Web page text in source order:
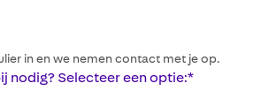
in en we nemen contact met je op.
nodig? Selecteer een optie:*